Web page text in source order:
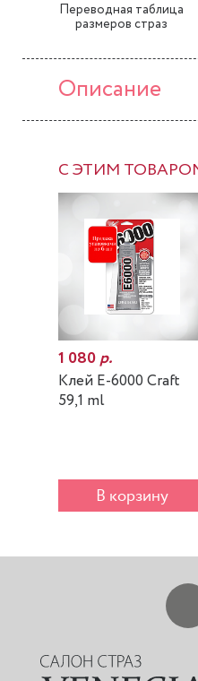
Переводная таблица
размеров страз
Описание
С ЭТИМ
1 080р.
Клей E-6000 Craft
59,1 ml
В корзину